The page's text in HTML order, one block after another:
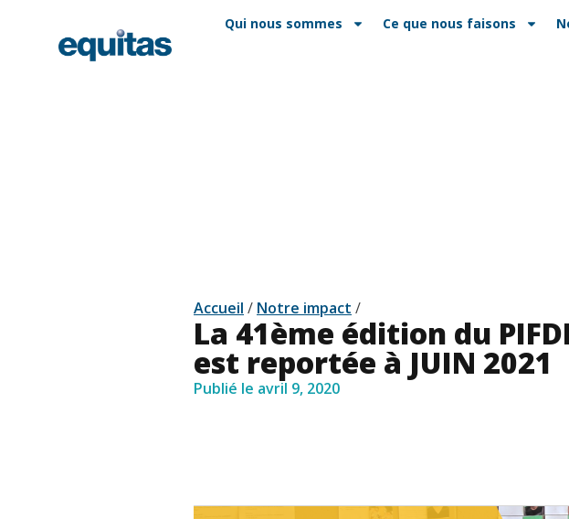
Qui nous sommes Ce que nous faisons
Accueil / Notre impact /
La 41ème édition du
est reportée à JUIN 2021
Publié le avril 9, 2020